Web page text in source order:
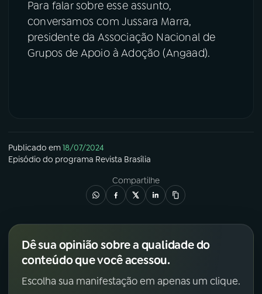
Para falar sobre esse assunto,
conversamos com Jussara Marra,
presidente da Associação Nacional de
Grupos de Apoio à Adoção (Angaad).
Publicado em18/07/2024
Episódio do programa Revista Brasília
Compartilhe
Dê sua opinião sobre a qualidade do
conteúdo que você acessou.
Escolha sua manifestação em apenas um clique.